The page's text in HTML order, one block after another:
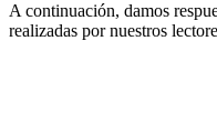
A continuación, damos
realizadas por nuestros